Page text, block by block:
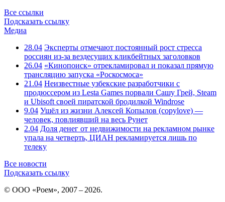
Все ссылки
Подсказать ссылку
Медиа
28.04 Эксперты отмечают постоянный рост стресса
россиян из-за вездесущих кликбейтных заголовков
26.04 «Кинопоиск» отрекламировал и показал прямую
трансляцию запуска «Роскосмоса»
21.04 Неизвестные узбекские разработчики с
продюссером из Lesta Games порвали Сашу Грей, Steam
и Ubisoft своей пиратской бродилкой Windrose
9.04 Ушёл из жизни Алексей Копылов (copylove) —
человек, повлиявший на весь Рунет
2.04 Доля денег от недвижимости на рекламном рынке
упала на четверть, ЦИАН рекламируется лишь по
телеку
Все новости
Подсказать ссылку
© ООО «Роем», 2007 – 2026.